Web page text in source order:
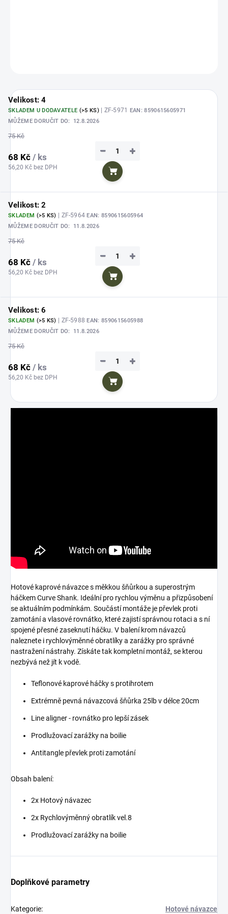
Velikost: 4
SKLADEM U DODAVATELE (>5 KS)| ZF-5971 EAN: 8590615605971
MŮŽEME DORUČIT DO:
12.8.2026
75 Kč
68 Kč / ks
56,20 Kč bez DPH
+
−
Do košíku
Velikost: 2
SKLADEM (>5 KS) | ZF-5964EAN: 8590615605964
MŮŽEME DORUČIT DO:
11.8.2026
75 Kč
68 Kč / ks
56,20 Kč bez DPH
+
−
Do košíku
Velikost: 6
SKLADEM (>5 KS) | ZF-5988EAN: 8590615605988
MŮŽEME DORUČIT DO:
11.8.2026
75 Kč
68 Kč / ks
56,20 Kč bez DPH
+
−
Do košíku
Hotové kaprové návazce s měkkou šňůrkou a superostrým
háčkem Curve Shank. Ideální pro rychlou výměnu a přizpůsobení
se aktuálním podmínkám. Součástí montáže je převlek proti
zamotání a vlasové rovnátko, které zajistí správnou rotaci a s ní
spojené přesné zaseknutí háčku. V balení krom návazců
naleznete i rychlovýměnné obratlíky a zarážky pro správné
nastražení nástrahy. Získáte tak kompletní montáž, se kterou
nezbývá než jít k vodě.
Teflonové kaprové háčky s protihrotem
Extrémně pevná návazcová šňůrka 25lb v délce 20cm
Line aligner - rovnátko pro lepší zásek
Prodlužovací zarážky na boilie
Antitangle převlek proti zamotání
Obsah balení:
2x Hotový návazec
2x Rychlovýměnný obratlík vel.8
Prodlužovací zarážky na boilie
Doplňkové parametry
Kategorie: Hotové návazce